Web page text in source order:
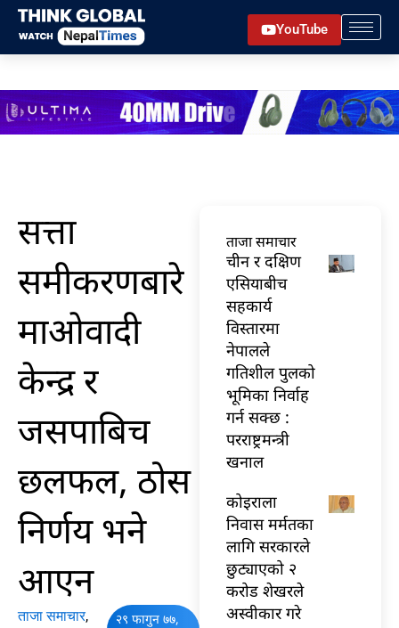
Skip
content
YouTube
सत्ता
समीकरणबारे
माओवादी
केन्द्र र
जसपाबिच
छलफल, ठोस
निर्णय भने
आएन
ताजा समाचार,
२९ फागुन ७७,
ताजा समाचार
चीन र दक्षिण
एसियाबीच
सहकार्य
विस्तारमा
नेपालले
गतिशील पुलको
भूमिका निर्वाह
गर्न सक्छ :
परराष्ट्रमन्त्री
खनाल
कोइराला
निवास मर्मतका
लागि सरकारले
छुट्याएको २
करोड शेखरले
अस्वीकार गरे